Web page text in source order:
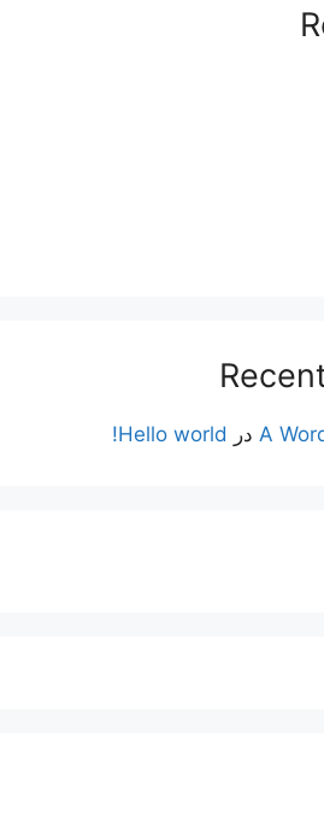
A در Hello world!